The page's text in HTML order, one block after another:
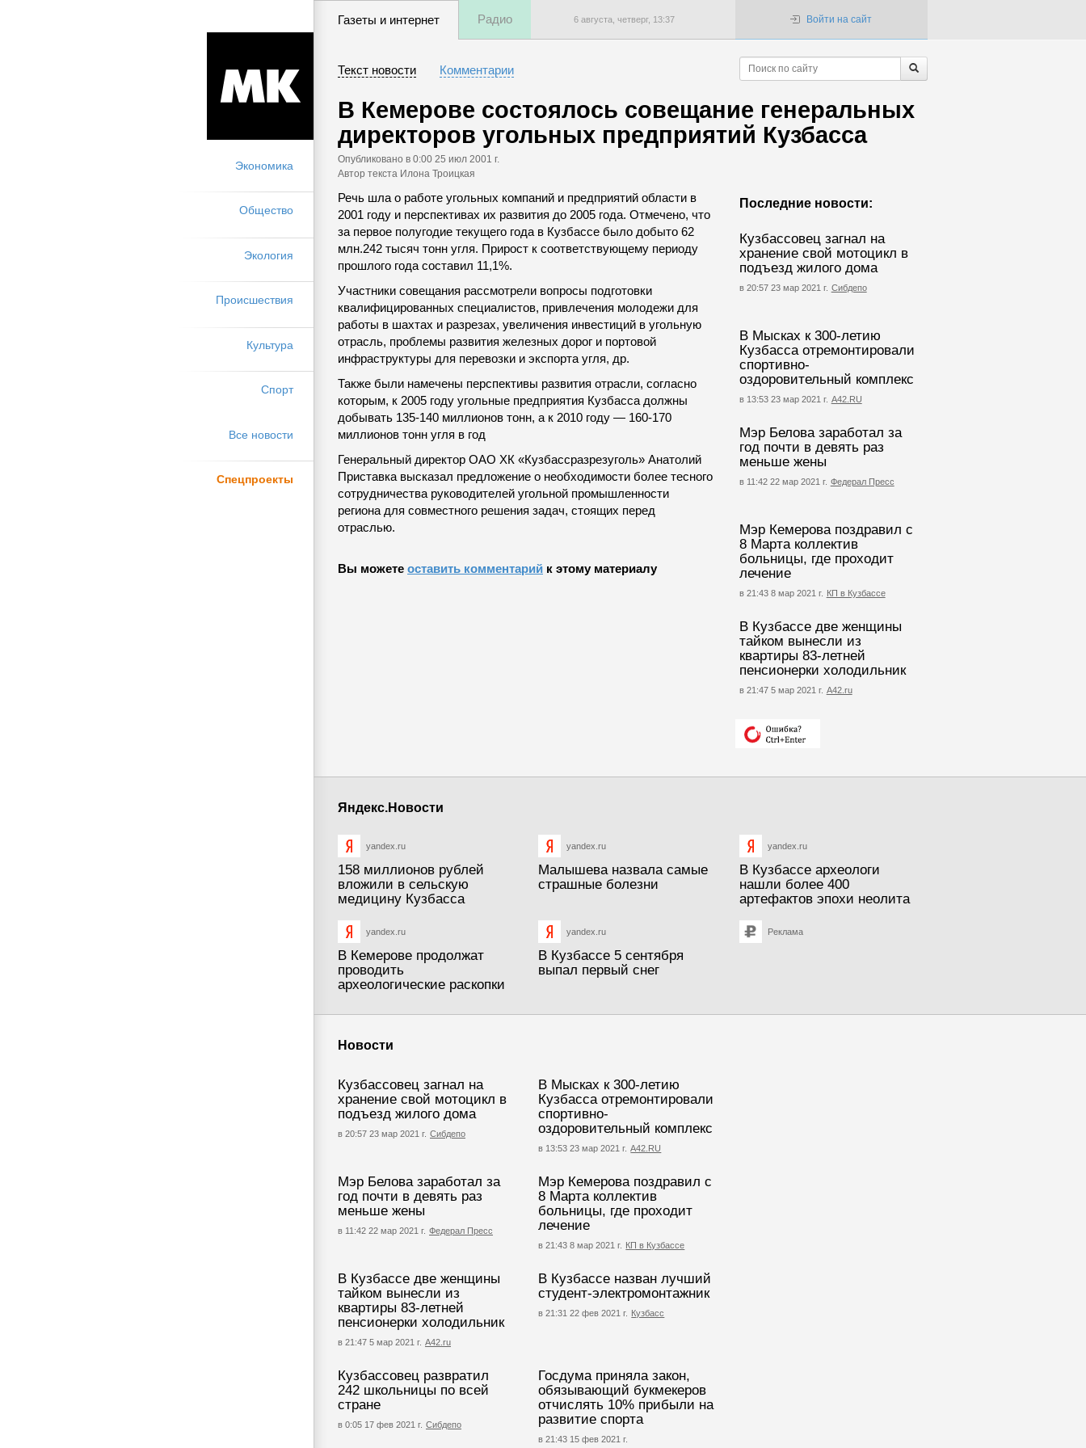
Экономика
Общество
Экология
Происшествия
Культура
Спорт
Все новости
Спецпроекты
Газеты и интернет Радио 6 августа, четверг, 13:37 Войти на сайт
Текст новости Комментарии
В Кемерове состоялось совещание генеральных
директоров угольных предприятий Кузбасса
Опубликовано в 0:00 25 июл 2001 г.
Автор текста Илона Троицкая
Последние новости:
Кузбассовец загнал на
хранение свой мотоцикл в
подъезд жилого дома
в 20:57 23 мар 2021 г. Сибдепо
В Мысках к 300-летию
Кузбасса отремонтировали
спортивно-
оздоровительный комплекс
в 13:53 23 мар 2021 г. А42.RU
Мэр Белова заработал за
год почти в девять раз
меньше жены
в 11:42 22 мар 2021 г. Федерал Пресс
Мэр Кемерова поздравил с
8 Марта коллектив
больницы, где проходит
лечение
в 21:43 8 мар 2021 г. КП в Кузбассе
В Кузбассе две женщины
тайком вынесли из
квартиры 83-летней
пенсионерки холодильник
в 21:47 5 мар 2021 г. А42.ru
Речь шла о работе угольных компаний и предприятий области в
2001 году и перспективах их развития до 2005 года. Отмечено, что
за первое полугодие текущего года в Кузбассе было добыто 62
млн.242 тысяч тонн угля. Прирост к соответствующему периоду
прошлого года составил 11,1%.
Участники совещания рассмотрели вопросы подготовки
квалифицированных специалистов, привлечения молодежи для
работы в шахтах и разрезах, увеличения инвестиций в угольную
отрасль, проблемы развития железных дорог и портовой
инфраструктуры для перевозки и экспорта угля, др.
Также были намечены перспективы развития отрасли, согласно
которым, к 2005 году угольные предприятия Кузбасса должны
добывать 135-140 миллионов тонн, а к 2010 году — 160-170
миллионов тонн угля в год
Генеральный директор ОАО ХК «Кузбассразрезуголь» Анатолий
Приставка высказал предложение о необходимости более тесного
сотрудничества руководителей угольной промышленности
региона для совместного решения задач, стоящих перед
отраслью.
Вы можете оставить комментарий к этому материалу
Яндекс.Новости
yandex.ru
158 миллионов рублей
вложили в сельскую
медицину Кузбасса
yandex.ru
Малышева назвала самые
страшные болезни
yandex.ru
В Кузбассе археологи
нашли более 400
артефактов эпохи неолита
yandex.ru
В Кемерове продолжат
проводить
археологические раскопки
yandex.ru
В Кузбассе 5 сентября
выпал первый снег
Реклама
Новости
Кузбассовец загнал на
хранение свой мотоцикл в
подъезд жилого дома
в 20:57 23 мар 2021 г. Сибдепо
В Мысках к 300-летию
Кузбасса отремонтировали
спортивно-
оздоровительный комплекс
в 13:53 23 мар 2021 г. А42.RU
Мэр Белова заработал за
год почти в девять раз
меньше жены
в 11:42 22 мар 2021 г. Федерал Пресс
Мэр Кемерова поздравил с
8 Марта коллектив
больницы, где проходит
лечение
в 21:43 8 мар 2021 г. КП в Кузбассе
В Кузбассе две женщины
тайком вынесли из
квартиры 83-летней
пенсионерки холодильник
в 21:47 5 мар 2021 г. А42.ru
В Кузбассе назван лучший
студент-электромонтажник
в 21:31 22 фев 2021 г. Кузбасс
Кузбассовец развратил
242 школьницы по всей
стране
в 0:05 17 фев 2021 г. Сибдепо
Госдума приняла закон,
обязывающий букмекеров
отчислять 10% прибыли на
развитие спорта
в 21:43 15 фев 2021 г.